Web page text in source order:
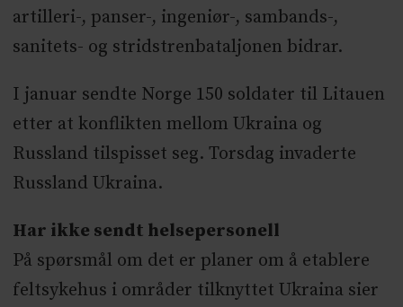
artilleri-, panser-, ingeniør-, sambands-,
sanitets- og stridstrenbataljonen bidrar.
I januar sendte Norge 150 soldater til Litauen
etter at konflikten mellom Ukraina og
Russland tilspisset seg. Torsdag invaderte
Russland Ukraina.
Har ikke sendt helsepersonell
På spørsmål om det er planer om å etablere
feltsykehus i områder tilknyttet Ukraina sier